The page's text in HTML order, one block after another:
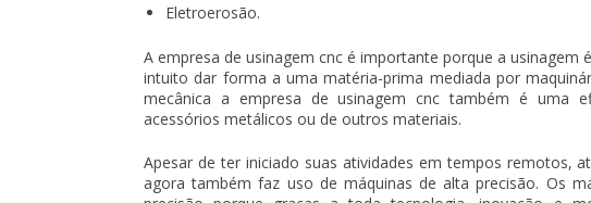
Eletroerosão.
A empresa de usinagem cnc é importante porque a usinagem
intuito dar forma a uma matéria-prima mediada por
mecânica a empresa de usinagem cnc também é uma
acessórios metálicos ou de outros materiais.
Apesar de ter iniciado suas atividades em tempos remotos,
agora também faz uso de máquinas de alta precisão. Os